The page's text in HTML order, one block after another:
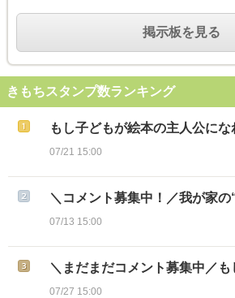
掲示板を見る
きもちスタンプ数ランキング
もし子どもが絵本の主人公に
07/21 15:00
＼コメント募集中！／我が家
07/13 15:00
＼まだまだコメント募集中／
07/27 15:00